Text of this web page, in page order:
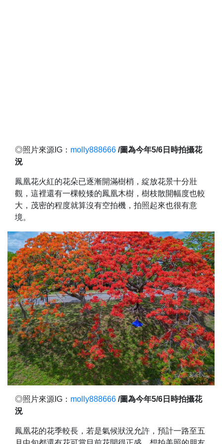
◎照片來源IG： molly888666 /圖為今年5/6日時拍攝花
況
鳳凰花火紅的花朵已逐漸開滿樹梢，綻放花景十分壯
觀，這裡還有一棵較矮的鳳凰木樹，樹枝散開幅度也較
大，茂密的程度就算沒有空拍機，拍照起來也很有意
境。
◎照片來源IG： molly888666 /圖為今年5/6日時拍攝花
況
鳳凰花的花季較長，若是氣候狀況允許，預計一路至五